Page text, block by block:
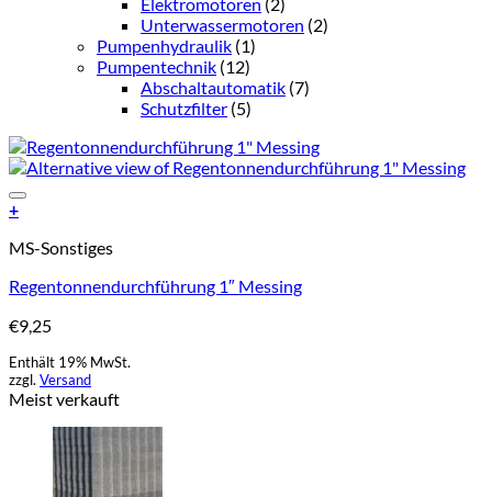
Unterwassermotoren (2)
Pumpenhydraulik (1)
Pumpentechnik (12)
Abschaltautomatik (7)
Schutzfilter (5)
+
MS-Sonstiges
Regentonnendurchführung 1″ Messing
€9,25
Enthält 19% MwSt.
zzgl. Versand
Meist verkauft